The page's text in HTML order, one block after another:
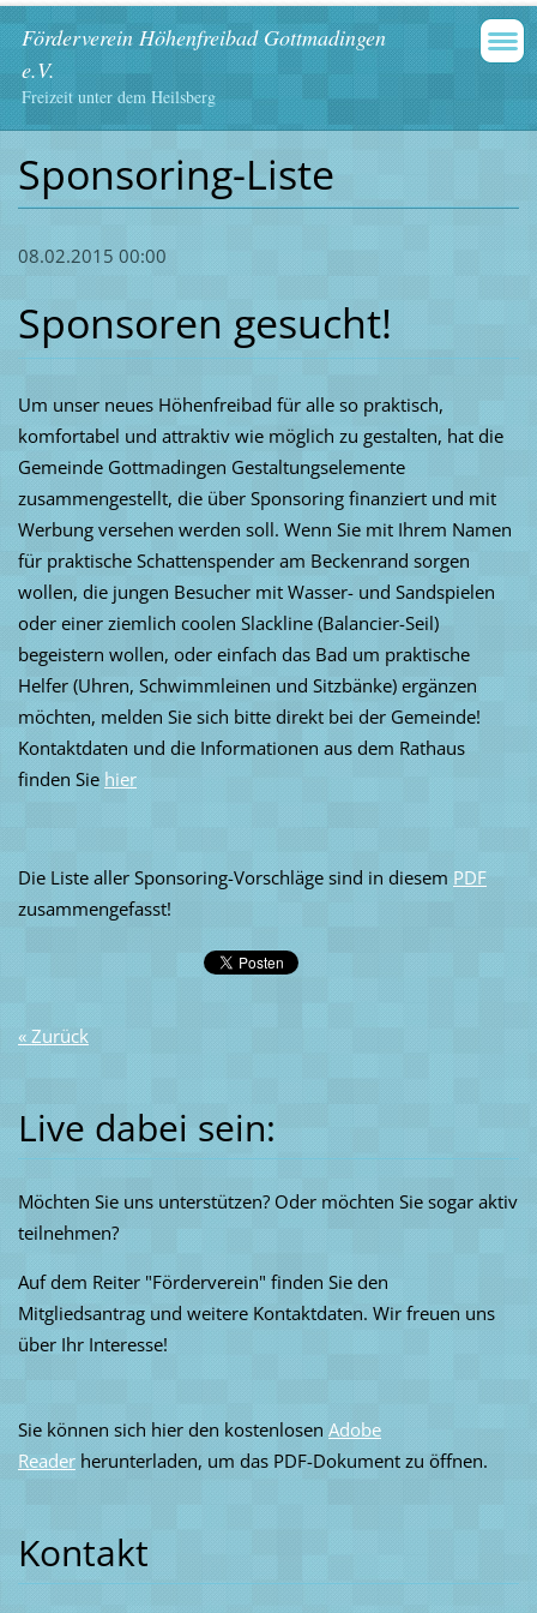
Förderverein Höhenfreibad Gottmadingen
e.V.
Freizeit unter dem Heilsberg
Sponsoring-Liste
08.02.2015 00:00
Sponsoren gesucht!
Um unser neues Höhenfreibad für alle so praktisch,
komfortabel und attraktiv wie möglich zu gestalten, hat die
Gemeinde Gottmadingen Gestaltungselemente
zusammengestellt, die über Sponsoring finanziert und mit
Werbung versehen werden soll. Wenn Sie mit Ihrem Namen
für praktische Schattenspender am Beckenrand sorgen
wollen, die jungen Besucher mit Wasser- und Sandspielen
oder einer ziemlich coolen Slackline (Balancier-Seil)
begeistern wollen, oder einfach das Bad um praktische
Helfer (Uhren, Schwimmleinen und Sitzbänke) ergänzen
möchten, melden Sie sich bitte direkt bei der Gemeinde!
Kontaktdaten und die Informationen aus dem Rathaus
finden Sie hier
Die Liste aller Sponsoring-Vorschläge sind in diesem PDF
zusammengefasst!
« Zurück
Live dabei sein:
Möchten Sie uns unterstützen? Oder möchten Sie sogar aktiv
teilnehmen?
Auf dem Reiter "Förderverein" finden Sie den
Mitgliedsantrag und weitere Kontaktdaten. Wir freuen uns
über Ihr Interesse!
Sie können sich hier den kostenlosen Adobe
Readerherunterladen, um das PDF-Dokument zu öffnen.
Kontakt